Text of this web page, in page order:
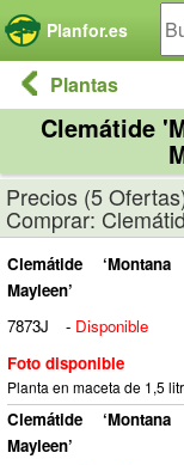
Planfor.es
Plantas
Clemátide
Precios (5
Comprar:
Clemátide
Mayleen’
7873J
- Disponible
Foto disponible
Planta en maceta de 1,5
Clemátide
Mayleen’
Panel de gestión de